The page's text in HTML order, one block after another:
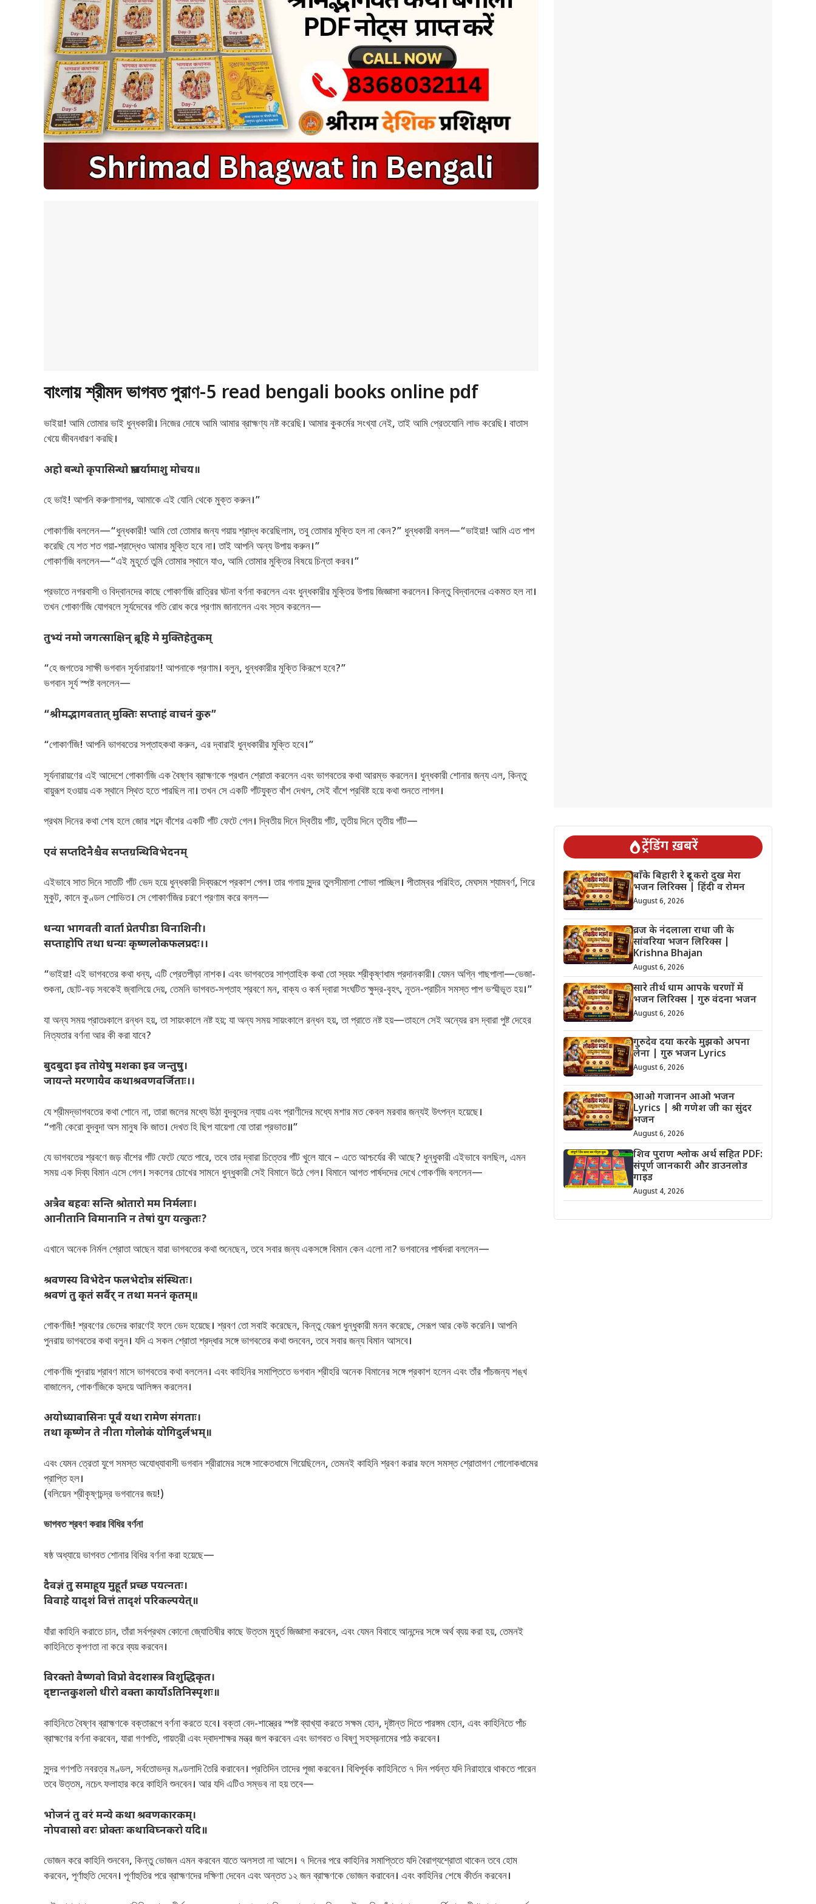
বাংলায় শ্রীমদ ভাগবত পুরাণ-5 read bengali books online pdf
ভাইয়া! আমি তোমার ভাই ধুন্ধকারী। নিজের দোষে আমি আমার ব্রাহ্মণ্য নষ্ট করেছি। আমার কুকর্মের সংখ্যা নেই, তাই আমি প্রেতযোনি লাভ করেছি। বাতাস
খেয়ে জীবনধারণ করছি।
अहो बन्धो कृपासिन्धो भ्रातर्यामाशु मोचय॥
হে ভাই! আপনি করুণাসাগর, আমাকে এই যোনি থেকে মুক্ত করুন।”
গোকার্ণজি বললেন—“ধুন্ধকারী! আমি তো তোমার জন্য গয়ায় শ্রাদ্ধ করেছিলাম, তবু তোমার মুক্তি হল না কেন?” ধুন্ধকারী বলল—“ভাইয়া! আমি এত পাপ
করেছি যে শত শত গয়া-শ্রাদ্ধেও আমার মুক্তি হবে না। তাই আপনি অন্য উপায় করুন।”
গোকার্ণজি বললেন—“এই মুহূর্তে তুমি তোমার স্থানে যাও, আমি তোমার মুক্তির বিষয়ে চিন্তা করব।”
প্রভাতে নগরবাসী ও বিদ্বানদের কাছে গোকার্ণজি রাত্রির ঘটনা বর্ণনা করলেন এবং ধুন্ধকারীর মুক্তির উপায় জিজ্ঞাসা করলেন। কিন্তু বিদ্বানদের একমত হল না।
তখন গোকার্ণজি যোগবলে সূর্যদেবের গতি রোধ করে প্রণাম জানালেন এবং স্তব করলেন—
तुभ्यं नमो जगत्साक्षिन् ब्रूहि मे मुक्तिहेतुकम्
“হে জগতের সাক্ষী ভগবান সূর্যনারায়ণ! আপনাকে প্রণাম। বলুন, ধুন্ধকারীর মুক্তি কিরূপে হবে?”
ভগবান সূর্য স্পষ্ট বললেন—
“श्रीमद्भागवतात् मुक्तिः सप्ताहं वाचनं कुरु”
“গোকার্ণজি! আপনি ভাগবতের সপ্তাহকথা করুন, এর দ্বারাই ধুন্ধকারীর মুক্তি হবে।”
সূর্যনারায়ণের এই আদেশে গোকার্ণজি এক বৈষ্ণব ব্রাহ্মণকে প্রধান শ্রোতা করলেন এবং ভাগবতের কথা আরম্ভ করলেন। ধুন্ধকারী শোনার জন্য এল, কিন্তু
বায়ুরূপ হওয়ায় এক স্থানে স্থিত হতে পারছিল না। তখন সে একটি গাঁটযুক্ত বাঁশ দেখল, সেই বাঁশে প্রবিষ্ট হয়ে কথা শুনতে লাগল।
প্রথম দিনের কথা শেষ হলে জোর শব্দে বাঁশের একটি গাঁট ফেটে গেল। দ্বিতীয় দিনে দ্বিতীয় গাঁট, তৃতীয় দিনে তৃতীয় গাঁট—
एवं सप्तदिनैश्चैव सप्तग्रन्थिविभेदनम्
এইভাবে সাত দিনে সাতটি গাঁট ভেদ হয়ে ধুন্ধকারী দিব্যরূপে প্রকাশ পেল। তার গলায় সুন্দর তুলসীমালা শোভা পাচ্ছিল। পীতাম্বর পরিহিত, মেঘসম শ্যামবর্ণ, শিরে
মুকুট, কানে কুণ্ডল শোভিত। সে গোকার্ণজির চরণে প্রণাম করে বলল—
धन्या भागवती वार्ता प्रेतपीडा विनाशिनी।
सप्ताहोपि तथा धन्यः कृष्णलोकफलप्रदः।।
“ভাইয়া! এই ভাগবতের কথা ধন্য, এটি প্রেতপীড়া নাশক। এবং ভাগবতের সাপ্তাহিক কথা তো স্বয়ং শ্রীকৃষ্ণধাম প্রদানকারী। যেমন অগ্নি গাছপালা—ভেজা-
শুকনা, ছোট-বড় সবকেই জ্বালিয়ে দেয়, তেমনি ভাগবত-সপ্তাহ শ্রবণে মন, বাক্য ও কর্ম দ্বারা সংঘটিত ক্ষুদ্র-বৃহৎ, নূতন-প্রাচীন সমস্ত পাপ ভস্মীভূত হয়।”
যা অন্য সময় প্রাতঃকালে রন্ধন হয়, তা সায়ংকালে নষ্ট হয়; যা অন্য সময় সায়ংকালে রন্ধন হয়, তা প্রাতে নষ্ট হয়—তাহলে সেই অন্যের রস দ্বারা পুষ্ট দেহের
নিত্যতার বর্ণনা আর কী করা যাবে?
बुदबुदा इव तोयेषु मशका इव जन्तुषु।
जायन्ते मरणायैव कथाश्रवणवर्जिताः।।
যে শ্রীমদ্ভাগবতের কথা শোনে না, তারা জলের মধ্যে উঠা বুদবুদের ন্যায় এবং প্রাণীদের মধ্যে মশার মত কেবল মরবার জন্যই উৎপন্ন হয়েছে।
“পানী কেরো বুদবুদা অস মানুষ কি জাত। দেখত হি ছিপ যায়েগা যো তারা প্রভাত॥”
যে ভাগবতের শ্রবণে জড় বাঁশের গাঁট ফেটে যেতে পারে, তবে তার দ্বারা চিত্তের গাঁট খুলে যাবে – এতে আশ্চর্যের কী আছে? ধুন্ধুকারী এইভাবে বলছিল, এমন
সময় এক দিব্য বিমান এসে গেল। সকলের চোখের সামনে ধুন্ধুকারী সেই বিমানে উঠে গেল। বিমানে আগত পার্ষদদের দেখে গোকর্ণজি বললেন—
अत्रैव बहवः सन्ति श्रोतारो मम निर्मलाः।
आनीतानि विमानानि न तेषां युग यत्कुतः?
এখানে অনেক নির্মল শ্রোতা আছেন যারা ভাগবতের কথা শুনেছেন, তবে সবার জন্য একসঙ্গে বিমান কেন এলো না? ভগবানের পার্ষদরা বললেন—
श्रवणस्य विभेदेन फलभेदोत्र संस्थितः।
श्रवणं तु कृतं सर्वैर् न तथा मननं कृतम्॥
গোকর্ণজি! শ্রবণের ভেদের কারণেই ফলে ভেদ হয়েছে। শ্রবণ তো সবাই করেছেন, কিন্তু যেরূপ ধুন্ধুকারী মনন করেছে, সেরূপ আর কেউ করেনি। আপনি
পুনরায় ভাগবতের কথা বলুন। যদি এ সকল শ্রোতা শ্রদ্ধার সঙ্গে ভাগবতের কথা শুনবেন, তবে সবার জন্য বিমান আসবে।
গোকর্ণজি পুনরায় শ্রাবণ মাসে ভাগবতের কথা বললেন। এবং কাহিনির সমাপ্তিতে ভগবান শ্রীহরি অনেক বিমানের সঙ্গে প্রকাশ হলেন এবং তাঁর পাঁচজন্য শঙ্খ
বাজালেন, গোকর্ণজিকে হৃদয়ে আলিঙ্গন করলেন।
अयोध्यावासिनः पूर्वं यथा रामेण संगताः।
तथा कृष्णेन ते नीता गोलोकं योगिदुर्लभम्॥
এবং যেমন ত্রেতা যুগে সমস্ত অযোধ্যাবাসী ভগবান শ্রীরামের সঙ্গে সাকেতধামে গিয়েছিলেন, তেমনই কাহিনি শ্রবণ করার ফলে সমস্ত শ্রোতাগণ গোলোকধামের
প্রাপ্তি হল।
(বলিয়েন শ্রীকৃষ্ণচন্দ্র ভগবানের জয়!)
ভাগবত শ্রবণ করার বিধির বর্ণনা
ষষ্ঠ অধ্যায়ে ভাগবত শোনার বিধির বর্ণনা করা হয়েছে—
दैवज्ञं तु समाहूय मुहूर्तं प्रच्छ पयत्नतः।
विवाहे यादृशं वित्तं तादृशं परिकल्पयेत्॥
যাঁরা কাহিনি করাতে চান, তাঁরা সর্বপ্রথম কোনো জ্যোতিষীর কাছে উত্তম মুহূর্ত জিজ্ঞাসা করবেন, এবং যেমন বিবাহে আনন্দের সঙ্গে অর্থ ব্যয় করা হয়, তেমনই
কাহিনিতে কৃপণতা না করে ব্যয় করবেন।
विरक्तो वैष्णवो विप्रो वेदशास्त्र विशुद्धिकृत।
दृष्टान्तकुशलो धीरो वक्ता कार्योऽतिनिस्पृशः॥
কাহিনিতে বৈষ্ণব ব্রাহ্মণকে বক্তারূপে বর্ণনা করতে হবে। বক্তা বেদ-শাস্ত্রের স্পষ্ট ব্যাখ্যা করতে সক্ষম হোন, দৃষ্টান্ত দিতে পারঙ্গম হোন, এবং কাহিনিতে পাঁচ
ব্রাহ্মণের বর্ণনা করবেন, যারা গণপতি, গায়ত্রী এবং দ্বাদশাক্ষর মন্ত্র জপ করবেন এবং ভাগবত ও বিষ্ণু সহস্রনামের পাঠ করবেন।
সুন্দর গণপতি নবরত্র মণ্ডল, সর্বতোভদ্র মণ্ডলাদি তৈরি করাবেন। প্রতিদিন তাদের পূজা করবেন। বিধিপূর্বক কাহিনিতে ৭ দিন পর্যন্ত যদি নিরাহারে থাকতে পারেন
তবে উত্তম, নচেৎ ফলাহার করে কাহিনি শুনবেন। আর যদি এটিও সম্ভব না হয় তবে—
भोजनं तु वरं मन्ये कथा श्रवणकारकम्।
नोपवासो वरः प्रोक्तः कथाविघ्नकरो यदि॥
ভোজন করে কাহিনি শুনবেন, কিন্তু ভোজন এমন করবেন যাতে অলসতা না আসে। ৭ দিনের পরে কাহিনির সমাপ্তিতে যদি বৈরাগ্যশ্রোতা থাকেন তবে হোম
করবেন, পূর্ণাহুতি দেবেন। পূর্ণাহুতির পরে ব্রাহ্মণদের দক্ষিণা দেবেন এবং অন্তত ১২ জন ব্রাহ্মণকে ভোজন করাবেন। এবং কাহিনির শেষে কীর্তন করবেন।
ट्रेंडिंग ख़बरें
बाँके बिहारी रे दूर करो दुख मेरा
भजन लिरिक्स | हिंदी व रोमन
August 6, 2026
व्रज के नंदलाला राधा जी के
सांवरिया भजन लिरिक्स |
Krishna Bhajan
August 6, 2026
सारे तीर्थ धाम आपके चरणों में
भजन लिरिक्स | गुरु वंदना भजन
August 6, 2026
गुरुदेव दया करके मुझको अपना
लेना | गुरु भजन Lyrics
August 6, 2026
आओ गजानन आओ भजन
Lyrics | श्री गणेश जी का सुंदर
भजन
August 6, 2026
शिव पुराण श्लोक अर्थ सहित PDF:
संपूर्ण जानकारी और डाउनलोड
गाइड
August 4, 2026